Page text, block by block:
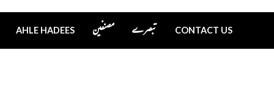
AHLE HADEES مصنفین تبصرے CONTACT US